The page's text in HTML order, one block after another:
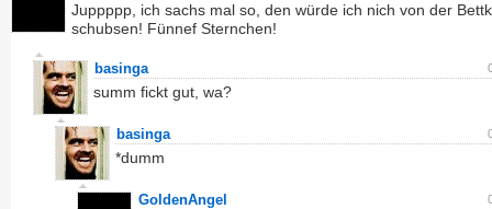
Juppppp, ich sachs mal so, den würde ich nich von der
schubsen! Fünnef Sternchen!
basinga
summ fickt gut, wa?
basinga
*dumm
GoldenAngel